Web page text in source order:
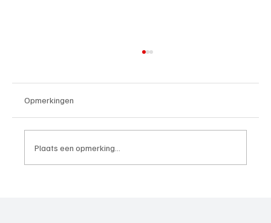
Opmerkingen
Plaats een opmerking...